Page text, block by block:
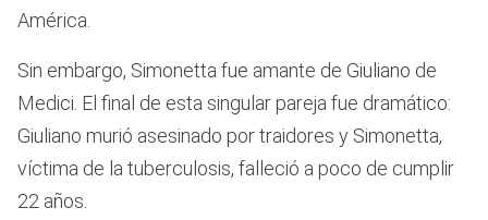
América.
Sin embargo, Simonetta fue amante de Giuliano de
Medici. El final de esta singular pareja fue dramático:
Giuliano murió asesinado por traidores y Simonetta,
víctima de la tuberculosis, falleció a poco de cumplir
22 años.